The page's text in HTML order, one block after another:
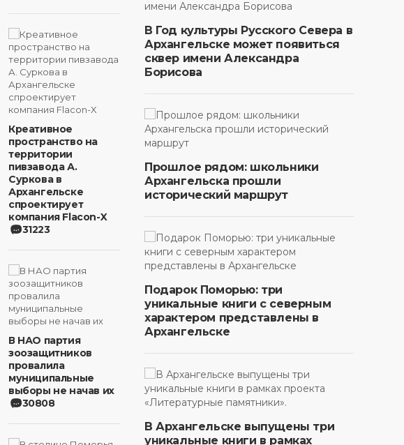
Креативное
пространство на
территории
пивзавода А.
Суркова в
Архангельске
спроектирует
компания Flacon-X
31223
В НАО партия
зоозащитников
провалила
муниципальные
выборы не начав их
30808
В Год культуры Русского Севера в
Архангельске может появиться
сквер имени Александра
Борисова
Прошлое рядом: школьники
Архангельска прошли
исторический маршрут
Подарок Поморью: три
уникальные книги с северным
характером представлены в
Архангельске
В Архангельске выпущены три
уникальные книги в рамках